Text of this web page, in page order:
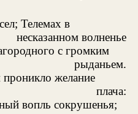
Телемах в
несказанном волненье
с громким
рыданьем.
желание
плача:
вопль сокрушенья;